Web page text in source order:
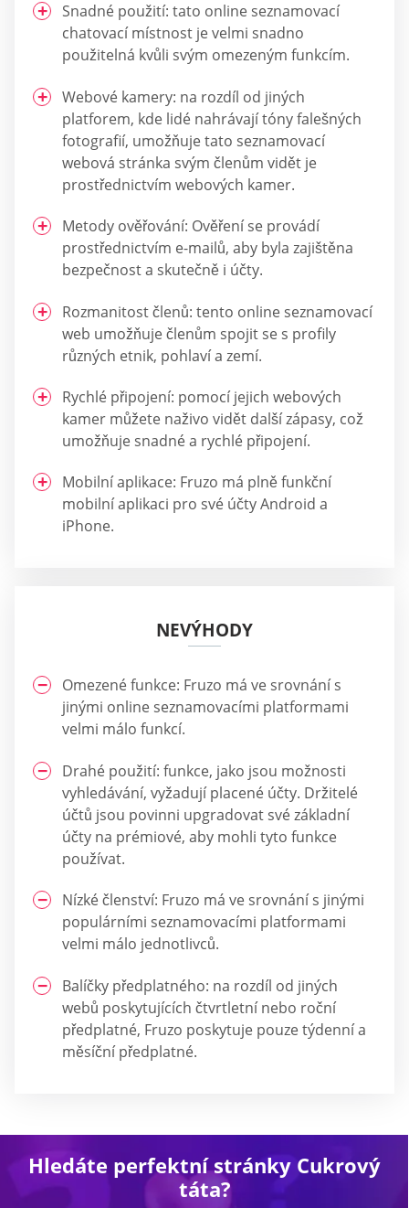
Snadné použití: tato online seznamovací
chatovací místnost je velmi snadno
použitelná kvůli svým omezeným funkcím.
Webové kamery: na rozdíl od jiných
platforem, kde lidé nahrávají tóny falešných
fotografií, umožňuje tato seznamovací
webová stránka svým členům vidět je
prostřednictvím webových kamer.
Metody ověřování: Ověření se provádí
prostřednictvím e-mailů, aby byla zajištěna
bezpečnost a skutečně i účty.
Rozmanitost členů: tento online seznamovací
web umožňuje členům spojit se s profily
různých etnik, pohlaví a zemí.
Rychlé připojení: pomocí jejich webových
kamer můžete naživo vidět další zápasy, což
umožňuje snadné a rychlé připojení.
Mobilní aplikace: Fruzo má plně funkční
mobilní aplikaci pro své účty Android a
iPhone.
NEVÝHODY
Omezené funkce: Fruzo má ve srovnání s
jinými online seznamovacími platformami
velmi málo funkcí.
Drahé použití: funkce, jako jsou možnosti
vyhledávání, vyžadují placené účty. Držitelé
účtů jsou povinni upgradovat své základní
účty na prémiové, aby mohli tyto funkce
používat.
Nízké členství: Fruzo má ve srovnání s jinými
populárními seznamovacími platformami
velmi málo jednotlivců.
Balíčky předplatného: na rozdíl od jiných
webů poskytujících čtvrtletní nebo roční
předplatné, Fruzo poskytuje pouze týdenní a
měsíční předplatné.
Hledáte perfektní stránky Cukrový
táta?